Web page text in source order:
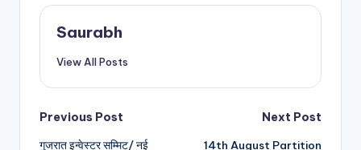
Saurabh
View All Posts
Post
Previous Post
गुजरात इन्वेस्टर सम्मिट/ नई
Next Post
14th August Partition